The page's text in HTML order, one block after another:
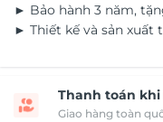
► Bảo hành 3 năm,
► Thiết kế và sản xuất
Thanh toán khi
Giao hàng toàn